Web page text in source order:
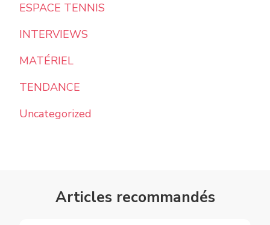
ESPACE TENNIS
INTERVIEWS
MATÉRIEL
TENDANCE
Uncategorized
Articles recommandés